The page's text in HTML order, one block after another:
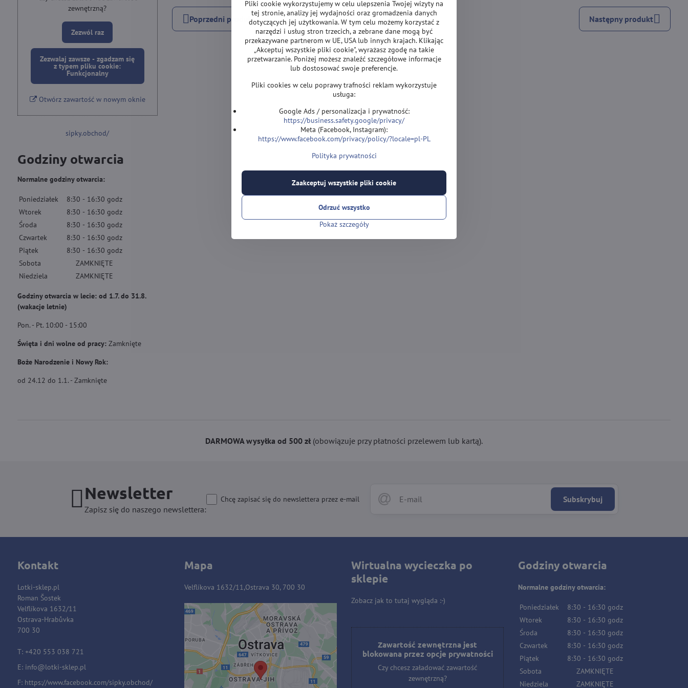
Poprzedni produkt Następny produkt
zewnętrzną?
Zezwól raz
Zezwalaj zawsze - zgadzam się
z typem pliku cookie:
Funkcjonalny
Otwórz zawartość w nowym oknie
sipky.obchod/
Godziny otwarcia
Normalne godziny otwarcia:
Poniedziałek 8:30 - 16:30 godz
Wtorek
8:30 - 16:30 godz
Środa
8:30 - 16:30 godz
Czwartek
8:30 - 16:30 godz
Piątek
8:30 - 16:30 godz
Sobota
ZAMKNIĘTE
Niedziela
ZAMKNIĘTE
Godziny otwarcia w lecie: od 1.7. do 31.8.
(wakacje letnie)
Pon. - Pt. 10:00 - 15:00
Święta i dni wolne od pracy:Zamknięte
Boże Narodzenie i Nowy Rok:
od 24.12 do 1.1. - Zamknięte
DARMOWA wysyłka od 500 zł(obowiązuje przy płatności przelewem lub kartą).
Newsletter
Zapisz się do naszego newslettera:
Subskrybuj
Chcę zapisać się do newslettera przez e-mail
Kontakt
Lotki-sklep.pl
Roman Šostek
Velflíkova 1632/11
Ostrava-Hrabůvka
700 30
T: +420 553 038 721
E: info@lotki-sklep.pl
F: https://www.facebook.com/sipky.obchod/
Mapa
Velflíkova 1632/11,Ostrava 30, 700 30
Zawartość zewnętrzna jest
blokowana przez opcje
prywatności
Czy chcesz załadować zawartość
zewnętrzną?
Wirtualna wycieczka po
sklepie
Zobacz jak to tutaj wygląda :-)
Zawartość zewnętrzna jest
blokowana przez opcje prywatności
Czy chcesz załadować zawartość
zewnętrzną?
Godziny otwarcia
Normalne godziny otwarcia:
Poniedziałek 8:30 - 16:30 godz
Wtorek
8:30 - 16:30 godz
Środa
8:30 - 16:30 godz
Czwartek
8:30 - 16:30 godz
Piątek
8:30 - 16:30 godz
Sobota
ZAMKNIĘTE
Niedziela
ZAMKNIĘTE
Pliki cookie wykorzystujemy w celu ulepszenia Twojej wizyty na
tej stronie, analizy jej wydajności oraz gromadzenia danych
dotyczących jej użytkowania. W tym celu możemy korzystać z
narzędzi i usług stron trzecich, a zebrane dane mogą być
przekazywane partnerom w UE, USA lub innych krajach. Klikając
„Akceptuj wszystkie pliki cookie", wyrażasz zgodę na takie
przetwarzanie. Poniżej możesz znaleźć szczegółowe informacje
lub dostosować swoje preferencje.
Pliki cookies w celu poprawy trafności reklam wykorzystuje
usługa:
Google Ads / personalizacja i prywatność:
https://business.safety.google/privacy/
Meta (Facebook, Instagram):
https://www.facebook.com/privacy/policy/?locale=pl-PL
Polityka prywatności
Pokaż szczegóły
Zaakceptuj wszystkie pliki cookie
Odrzuć wszystko